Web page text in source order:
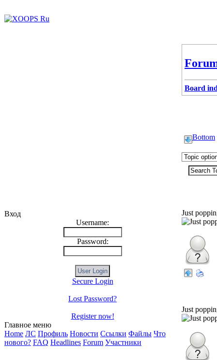
Вход
Username:
Password:
Secure Login
Lost Password?
Register now!
Главное меню
Home ЛС Профиль Новости Ссылки Файлы Что
нового? FAQ Headlines Forum Участники
Board
Bottom
Just
Just